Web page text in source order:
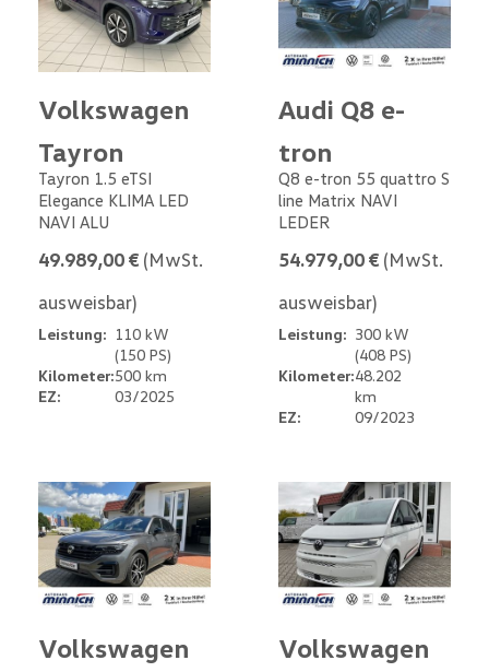
Volkswagen
Tayron
Tayron 1.5 eTSI
Elegance KLIMA LED
NAVI ALU
49.989,00 € (MwSt.
ausweisbar)
Leistung: 110 kW
(150 PS)
Kilometer:500 km
EZ:
03/2025
Audi Q8 e-
tron
Q8 e-tron 55 quattro S
line Matrix NAVI
LEDER
54.979,00 € (MwSt.
ausweisbar)
Leistung: 300 kW
(408 PS)
Kilometer:48.202
km
EZ:
09/2023
Volkswagen
Volkswagen